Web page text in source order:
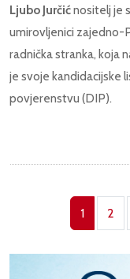
Ljubo Jurčićnositelj je
umirovljenici zajedno-
radnička stranka, koja
je svoje kandidacijske
povjerenstvu (DIP).
Pagination
1 2